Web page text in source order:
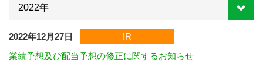
2022年12月27日
IR
業績予想及び配当予想の修正に関するお知らせ